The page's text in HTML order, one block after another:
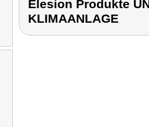
Elesion Produkte
KLIMAANLAGE